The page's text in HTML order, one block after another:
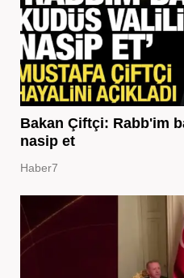
Bakan Çiftçi: Rabb'im
nasip et
Haber7